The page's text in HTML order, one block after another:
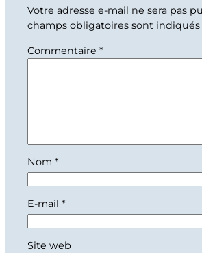
Votre adresse e-mail ne sera pas
champs obligatoires sont indiqués
Commentaire *
Nom *
E-mail *
Site web